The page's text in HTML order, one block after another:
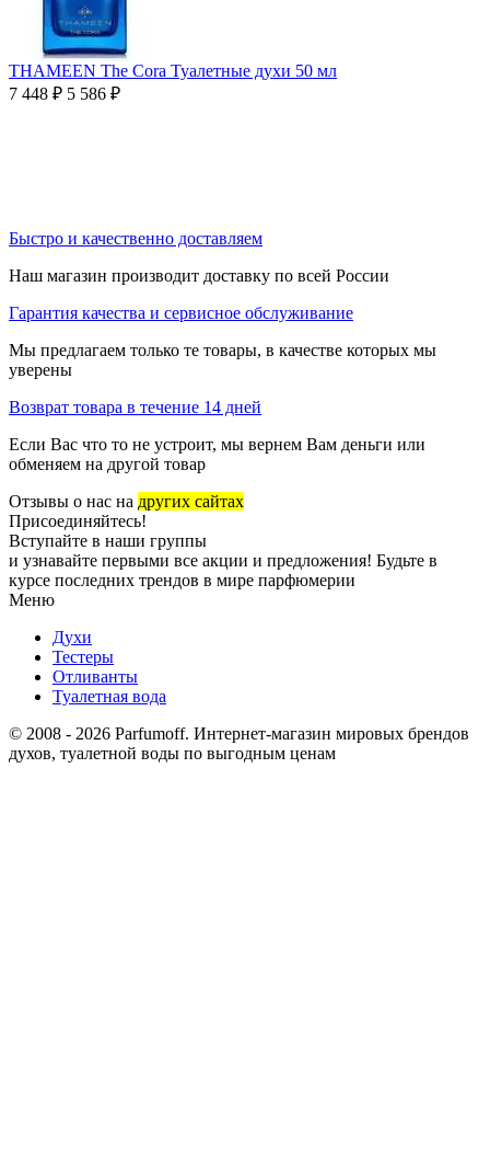
THAMEEN The Cora Туалетные духи 50 мл
7 448 ₽ 5 586 ₽
Быстро и качественно доставляем
Наш магазин производит доставку по всей России
Гарантия качества и сервисное обслуживание
Мы предлагаем только те товары, в качестве которых мы
уверены
Возврат товара в течение 14 дней
Если Вас что то не устроит, мы вернем Вам деньги или
обменяем на другой товар
Отзывы о нас на других сайтах
Присоединяйтесь!
Вступайте в наши группы
и узнавайте первыми все акции и предложения! Будьте в
курсе последних трендов в мире парфюмерии
Меню
Духи
Тестеры
Отливанты
Туалетная вода
© 2008 - 2026 Parfumoff. Интернет-магазин мировых брендов
духов, туалетной воды по выгодным ценам